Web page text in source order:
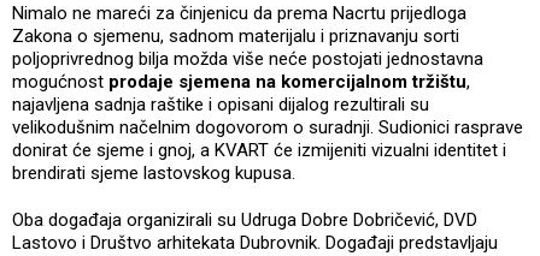
Nimalo ne mareći za činjenicu da prema Nacrtu prijedloga
Zakona o sjemenu, sadnom materijalu i priznavanju sorti
poljoprivrednog bilja možda više neće postojati jednostavna
mogućnost prodaje sjemena na komercijalnom tržištu,
najavljena sadnja raštike i opisani dijalog rezultirali su
velikodušnim načelnim dogovorom o suradnji. Sudionici rasprave
donirat će sjeme i gnoj, a KVART će izmijeniti vizualni identitet i
brendirati sjeme lastovskog kupusa.
Oba događaja organizirali su Udruga Dobre Dobričević, DVD
Lastovo i Društvo arhitekata Dubrovnik. Događaji predstavljaju